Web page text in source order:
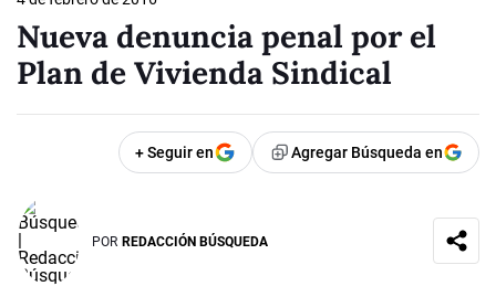
Nueva denuncia penal por el
Plan de Vivienda Sindical
+ Seguir en Agregar Búsqueda en
POR REDACCIÓN BÚSQUEDA